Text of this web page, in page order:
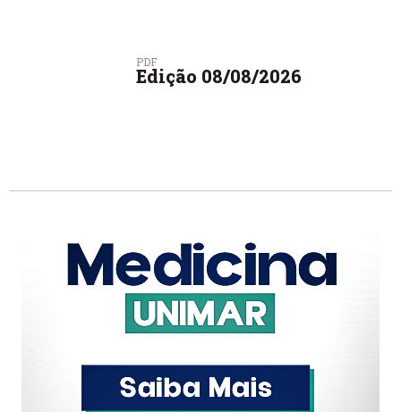
PDF
Edição 08/08/2026